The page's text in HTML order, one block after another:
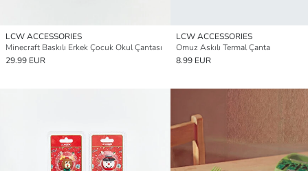
LCW ACCESSORIES
Minecraft Baskılı Erkek Çocuk Okul Çantası
29.99 EUR
LCW ACCESSORIES
Omuz Askılı Termal Çanta
8.99 EUR